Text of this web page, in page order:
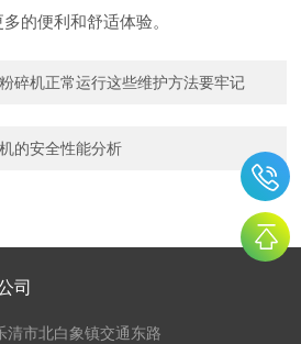
的便利和舒适体验。
碎机正常运行这些维护方法要牢记
的安全性能分析
司
清市北白象镇交通东路